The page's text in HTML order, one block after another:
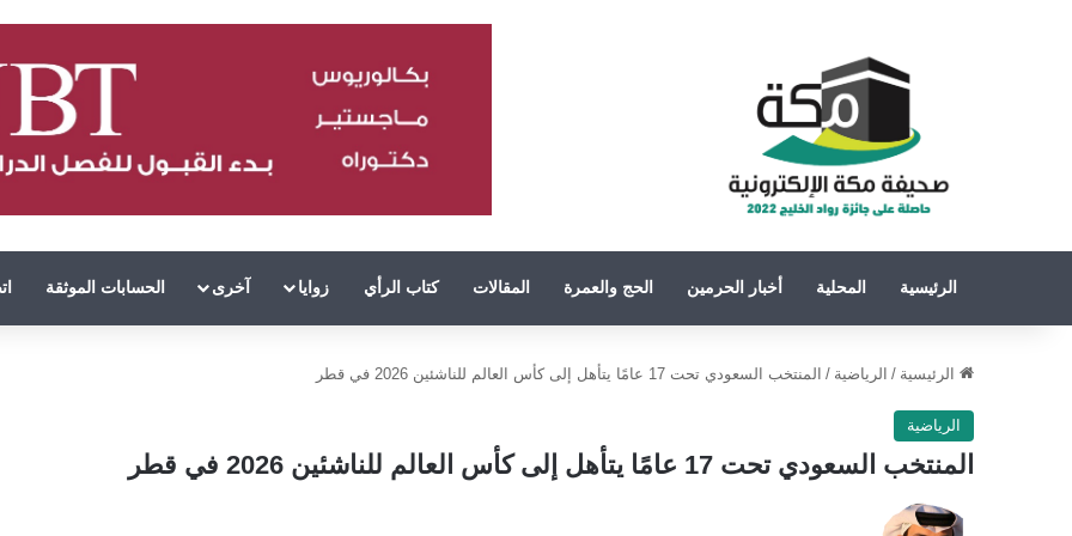
الرئيسية المحلية أخبار الحرمين الحج والعمرة المقالات كتاب الرأي زوايا آخرى الحسابات الموثقة
الرئيسية / الرياضية / المنتخب السعودي‬⁩ تحت 17 عامًا يتأهل إلى ⁧‫كأس العالم‬⁩ للناشئين 2026 في قطر
الرياضية
المنتخب السعودي‬⁩ تحت 17 عامًا يتأهل إلى ⁧‫كأس العالم‬⁩ للناشئين 2026 في قطر